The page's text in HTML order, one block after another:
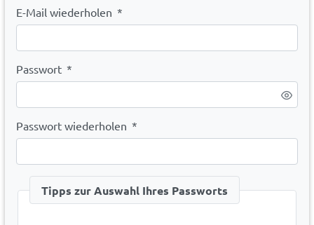
E-Mail wiederholen *
Passwort *
Passwort wiederholen *
Tipps zur Auswahl Ihres Passworts